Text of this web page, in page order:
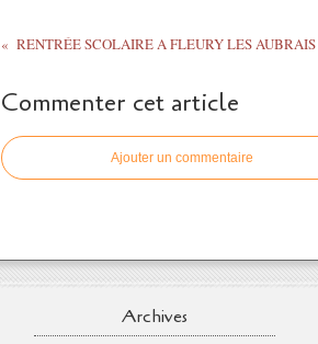
Commenter cet article
Ajouter un commentaire
Archives